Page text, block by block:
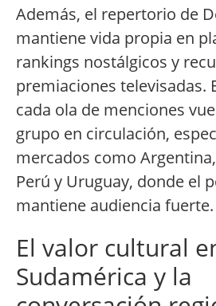
Además, el repertorio de
mantiene vida propia en
rankings nostálgicos y
premiaciones televisadas.
cada ola de menciones
grupo en circulación,
mercados como
Perú y Uruguay, donde el
mantiene audiencia fuerte.
El valor cultural
Sudamérica y la